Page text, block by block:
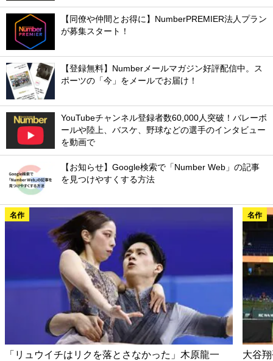
【同僚や仲間とお得に】NumberPREMIER法人プラン
が募集スタート！
【登録無料】Numberメールマガジン好評配信中。ス
ポーツの「今」をメールでお届け！
YouTubeチャンネル登録者数60,000人突破！バレーボ
ールや陸上、バスケ、野球などの選手のインタビュー
を動画で
【お知らせ】Google検索で「Number Web」の記事
を見つけやすくする方法
名作
「リュウイチはリクを落とさなかった」木原龍一
名作
大谷